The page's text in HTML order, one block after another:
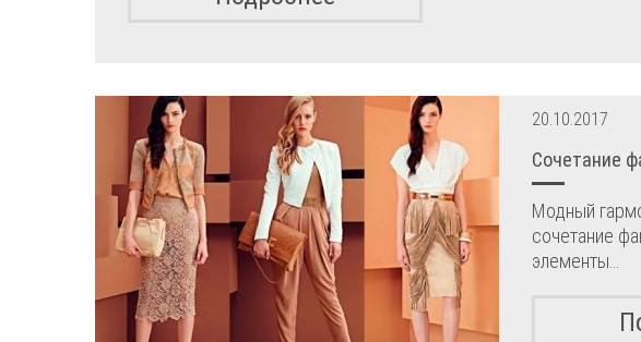
20.10.2017
Сочетание
Модный
сочетание
элементы…